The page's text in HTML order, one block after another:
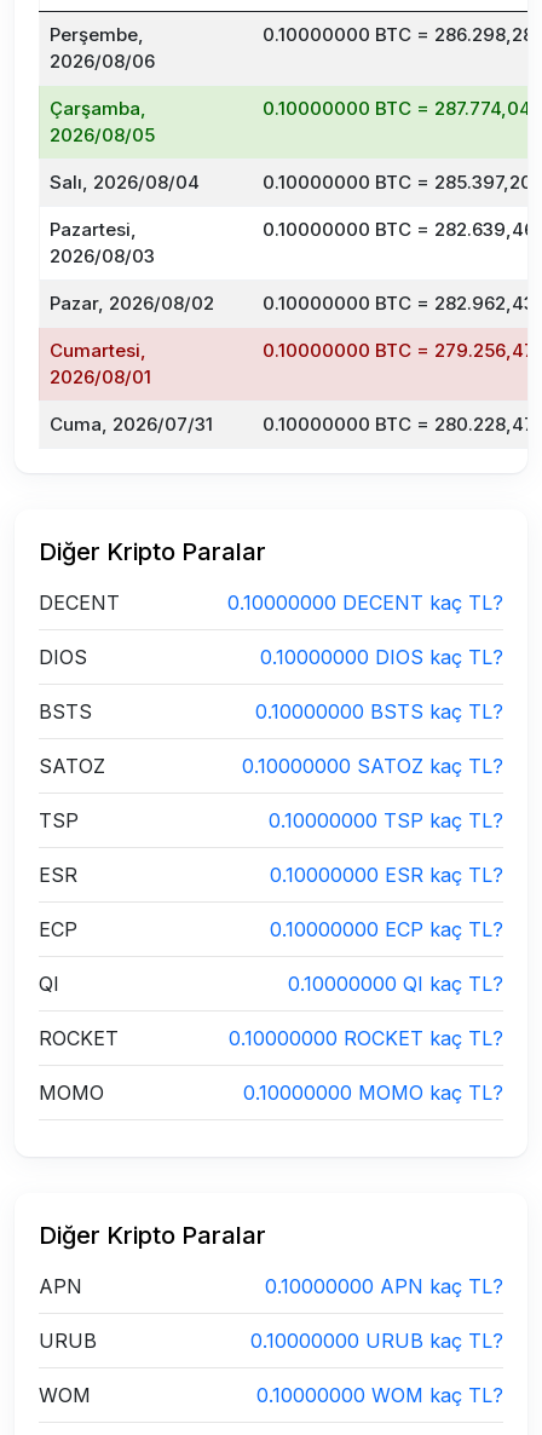
Perşembe,
2026/08/06
0.10000000 BTC = 286.298,28
Çarşamba,
2026/08/05
0.10000000 BTC = 287.774,04
Salı, 2026/08/04 0.10000000 BTC = 285.397,20
Pazartesi,
2026/08/03
0.10000000 BTC = 282.639,46
Pazar, 2026/08/02 0.10000000 BTC = 282.962,43
Cumartesi,
2026/08/01
0.10000000 BTC = 279.256,47
Cuma, 2026/07/31 0.10000000 BTC = 280.228,47
Diğer Kripto Paralar
DECENT 0.10000000 DECENT kaç TL?
DIOS 0.10000000 DIOS kaç TL?
BSTS 0.10000000 BSTS kaç TL?
SATOZ 0.10000000 SATOZ kaç TL?
TSP 0.10000000 TSP kaç TL?
ESR 0.10000000 ESR kaç TL?
ECP 0.10000000 ECP kaç TL?
QI 0.10000000 QI kaç TL?
ROCKET 0.10000000 ROCKET kaç TL?
MOMO 0.10000000 MOMO kaç TL?
Diğer Kripto Paralar
APN 0.10000000 APN kaç TL?
URUB 0.10000000 URUB kaç TL?
WOM 0.10000000 WOM kaç TL?